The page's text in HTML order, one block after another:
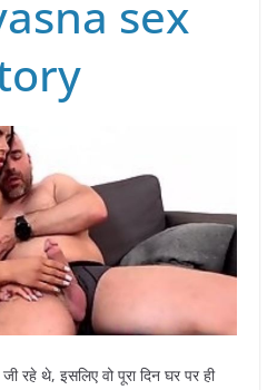
sex
रहे थे, इसलिए वो पूरा दिन घर पर ही